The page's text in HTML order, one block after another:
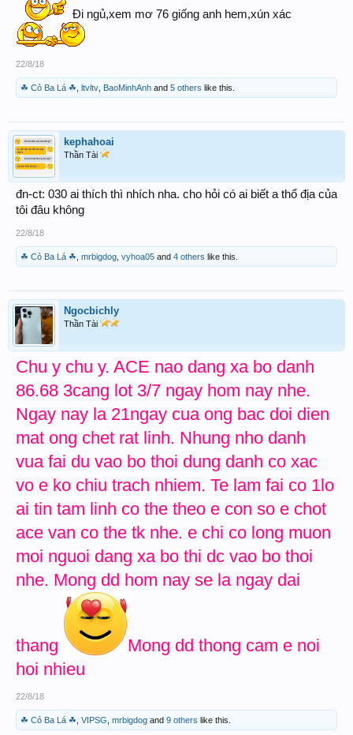
Đi ngủ,xem mơ 76 giống anh hem,xún xác
22/8/18
☘ Cỏ Ba Lá ☘ ltvltv BaoMinhAnh and 5 others like this.
kephahoai
Thần Tài
đn-ct: 030 ai thích thì nhích nha. cho hỏi có ai biết a thổ địa của
tôi đâu không
22/8/18
☘ Cỏ Ba Lá ☘ mrbigdog vyhoa05 and 4 others like this.
Ngocbichly
Thần Tài
Chu y chu y. ACE nao dang xa bo danh
86.68 3cang lot 3/7 ngay hom nay nhe.
Ngay nay la 21ngay cua ong bac doi dien
mat ong chet rat linh. Nhung nho danh
vua fai du vao bo thoi dung danh co xac
vo e ko chiu trach nhiem. Te lam fai co 1lo
ai tin tam linh co the theo e con so e chot
ace van co the tk nhe. e chi co long muon
moi nguoi dang xa bo thi dc vao bo thoi
nhe. Mong dd hom nay se la ngay dai
thang
Mong dd thong cam e noi
hoi nhieu
22/8/18
☘ Cỏ Ba Lá ☘ VIPSG mrbigdog and 9 others like this.